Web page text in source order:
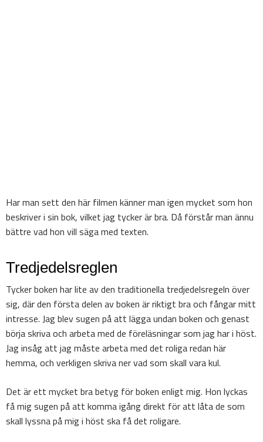
Har man sett den här filmen känner man igen mycket som hon
beskriver i sin bok, vilket jag tycker är bra. Då förstår man ännu
bättre vad hon vill säga med texten.
Tredjedelsreglen
Tycker boken har lite av den traditionella tredjedelsregeln över
sig, där den första delen av boken är riktigt bra och fångar mitt
intresse. Jag blev sugen på att lägga undan boken och genast
börja skriva och arbeta med de föreläsningar som jag har i höst.
Jag insåg att jag måste arbeta med det roliga redan här
hemma, och verkligen skriva ner vad som skall vara kul.
Det är ett mycket bra betyg för boken enligt mig. Hon lyckas
få mig sugen på att komma igång direkt för att låta de som
skall lyssna på mig i höst ska få det roligare.